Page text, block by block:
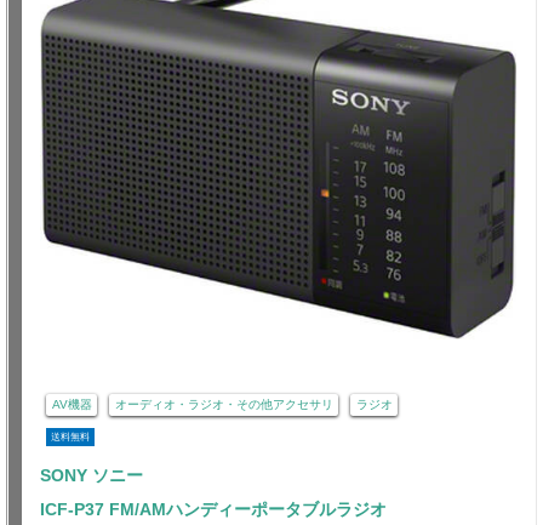
AV機器 オーディオ・ラジオ・その他アクセサリ ラジオ
送料無料
SONY ソニー
ICF-P37 FM/AMハンディーポータブルラジオ